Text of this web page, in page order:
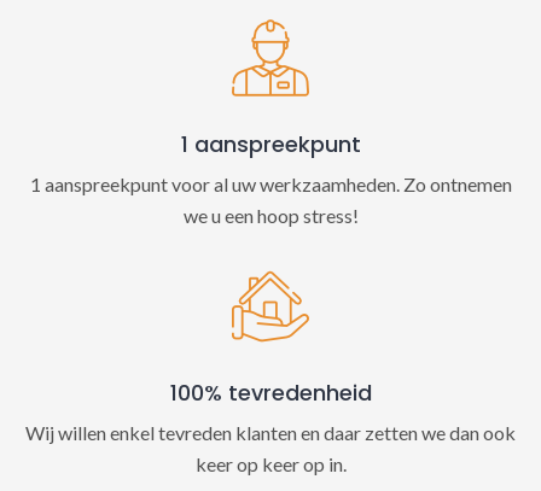
1 aanspreekpunt
1 aanspreekpunt voor al uw werkzaamheden. Zo ontnemen
we u een hoop stress!
100% tevredenheid
Wij willen enkel tevreden klanten en daar zetten we dan ook
keer op keer op in.